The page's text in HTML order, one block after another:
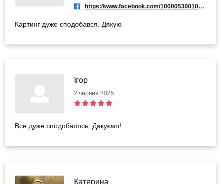
https://www.facebook.com/100005300101828
Картинг дуже сподобався. Дякую
Ігор
2 червня 2025
Все дуже сподобалось. Дякуємо!
Катерина